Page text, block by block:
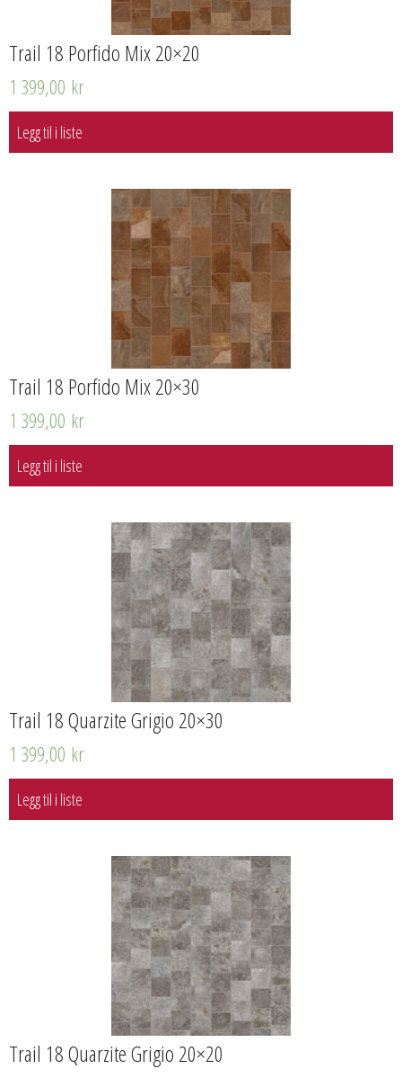
Trail 18 Porfido Mix 20×20
1 399,00 kr
Legg til i liste
Trail 18 Porfido Mix 20×30
1 399,00 kr
Legg til i liste
Trail 18 Quarzite Grigio 20×30
1 399,00 kr
Legg til i liste
Trail 18 Quarzite Grigio 20×20